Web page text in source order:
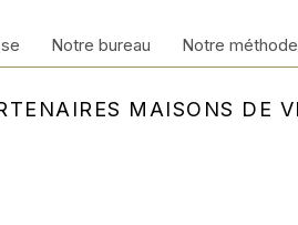
MAISONS DE
Notre bureau Notre méthode